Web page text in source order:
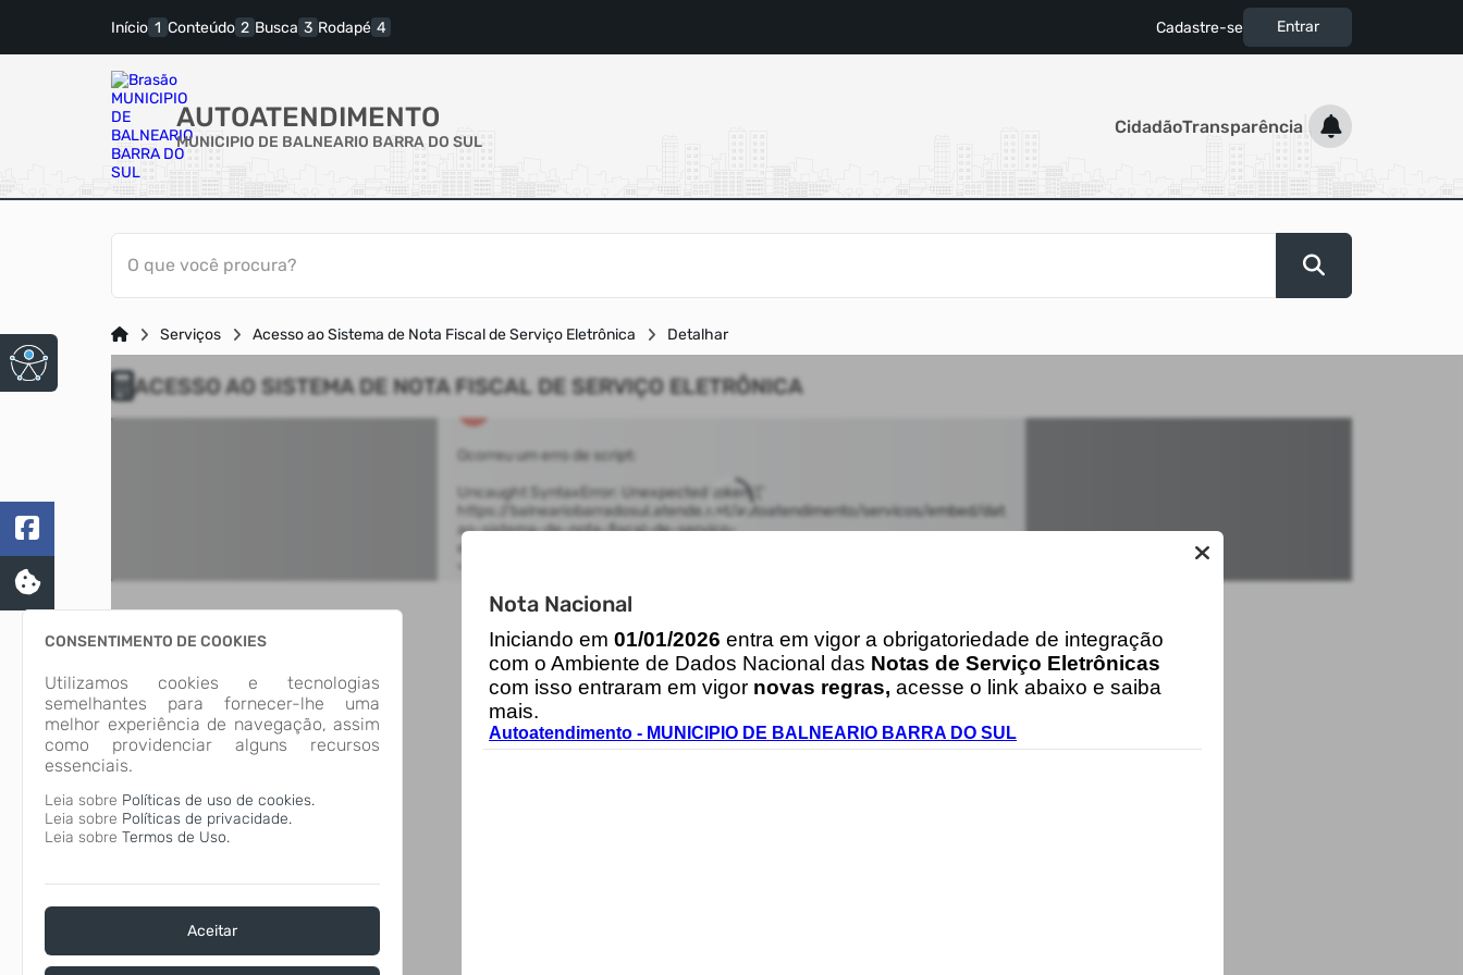
Início Conteúdo Busca Rodapé Cadastre-se Entrar
AUTOATENDIMENTO
MUNICIPIO DE BALNEARIO BARRA DO SUL
CidadãoTransparência
O que você procura?
Serviços Acesso ao Sistema de Nota Fiscal de Serviço Eletrônica Detalhar
CONSENTIMENTO DE COOKIES
Utilizamos cookies e tecnologias
semelhantes para fornecer-lhe uma
melhor experiência de navegação, assim
como providenciar alguns recursos
essenciais.
Leia sobre Políticas de uso de cookies.
Leia sobre Políticas de privacidade.
Leia sobre Termos de Uso.
Aceitar
Nota Nacional
Iniciando em 01/01/2026 entra em vigor a obrigatoriedade de integração
com o Ambiente de Dados Nacional das Notas de Serviço Eletrônicas
com isso entraram em vigor novas regras, acesse o link abaixo e saiba
mais.
Autoatendimento - MUNICIPIO DE BALNEARIO BARRA DO SUL
ACESSO AO SISTEMA DE NOTA FISCAL DE SERVIÇO ELETRÔNICA